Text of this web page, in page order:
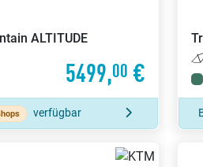
ALTITUDE
5499,00 €
verfügbar